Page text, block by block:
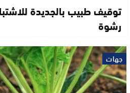
توقيف طبيب بالجديدة
رشوة
جهات